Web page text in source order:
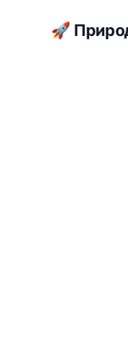
🚀